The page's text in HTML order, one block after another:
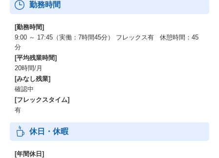
勤務時間
[勤務時間]
9:00 ～ 17:45（実働：7時間45分） フレックス有 休憩時間：45
分
[平均残業時間]
20時間/月
[みなし残業]
確認中
[フレックスタイム]
有
休日・休暇
[年間休日]